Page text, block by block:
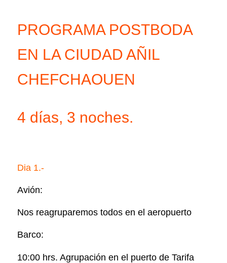
PROGRAMA POSTBODA
EN LA CIUDAD AÑIL
CHEFCHAOUEN
4 días, 3 noches.
Dia 1.-
Avión:
Nos reagruparemos todos en el aeropuerto
Barco:
10:00 hrs. Agrupación en el puerto de Tarifa